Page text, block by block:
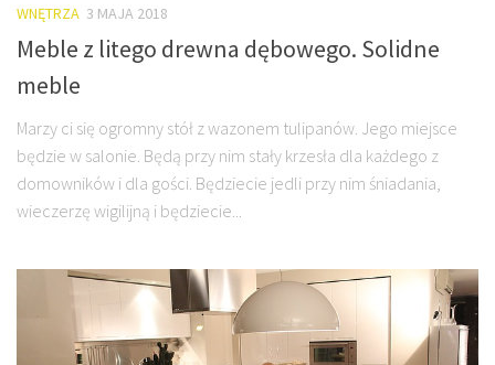
WNĘTRZA 3 MAJA 2018
Meble z litego drewna dębowego. Solidne
meble
Marzy ci się ogromny stół z wazonem tulipanów. Jego miejsce
będzie w salonie. Będą przy nim stały krzesła dla każdego z
domowników i dla gości. Będziecie jedli przy nim śniadania,
wieczerzę wigilijną i będziecie...